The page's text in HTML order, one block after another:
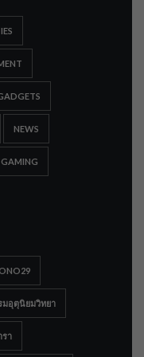
NEWS
GAMING
มอุตุนิยมวิทยา
รา